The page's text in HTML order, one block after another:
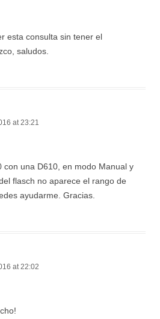
esta consulta sin tener el
saludos.
at 23:21
con una D610, en modo Manual y
flasch no aparece el rango de
ayudarme. Gracias.
at 22:02